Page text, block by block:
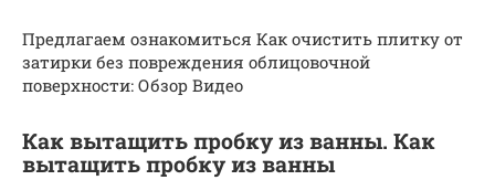
Предлагаем ознакомиться Как очистить плитку от
затирки без повреждения облицовочной
поверхности: Обзор Видео
Как вытащить пробку из ванны. Как
вытащить пробку из ванны